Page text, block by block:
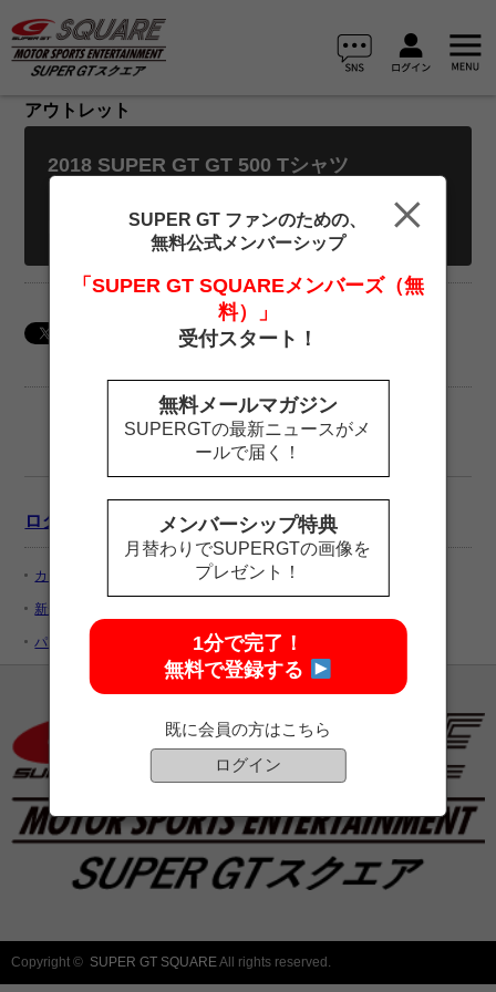
アウトレット
2018 SUPER GT GT 500 Tシャツ
［NISSAN #12］カルソニック IMPUL GT-R
ログイン
カートを見る
新規ユーザー登録
パスワードをお忘れですか ?
Copyright © SUPER GT SQUAREAll rights reserved.
SUPER GT ファンのための、
無料公式メンバーシップ
「SUPER GT SQUAREメンバーズ（無
料）」
受付スタート！
無料メールマガジン
SUPERGTの最新ニュースがメ
ールで届く！
メンバーシップ特典
月替わりでSUPERGTの画像を
プレゼント！
1分で完了！
無料で登録する
既に会員の方はこちら
ログイン